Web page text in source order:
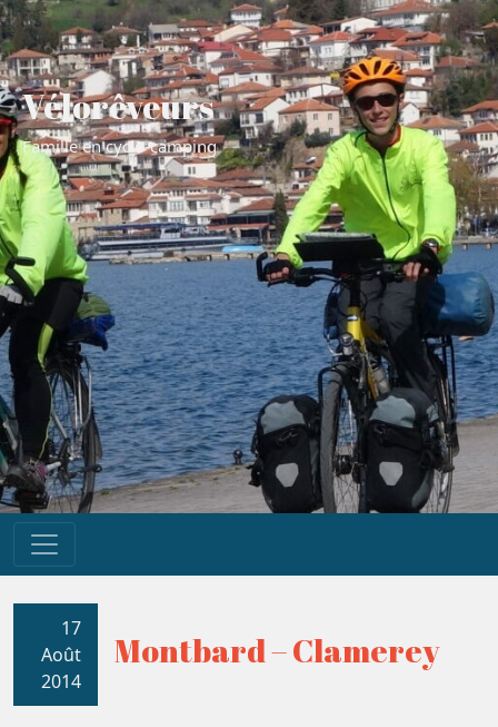
Vélorêveurs
Famille en cyclo-camping
17
Août
2014
Montbard – Clamerey